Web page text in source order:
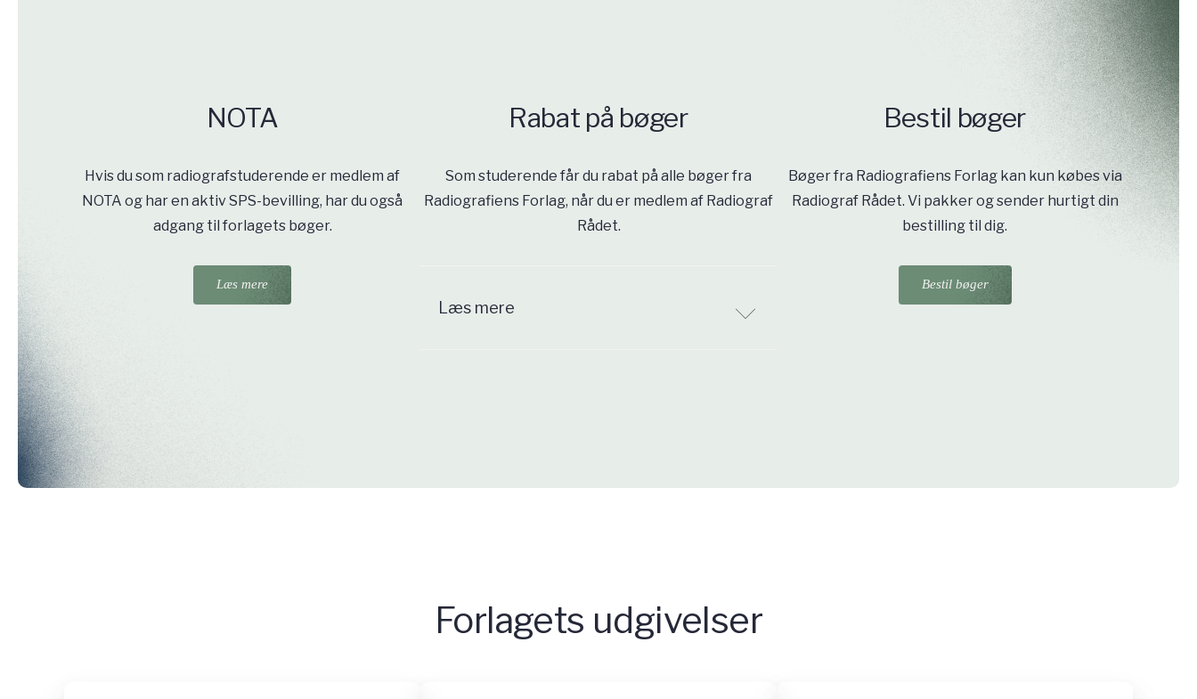
NOTA
Hvis du som radiografstuderende er medlem af
NOTA og har en aktiv SPS-bevilling, har du også
adgang til forlagets bøger.
Læs mere
Rabat på bøger
Som studerende får du rabat på alle bøger fra
Radiografiens Forlag, når du er medlem af Radiograf
Rådet.
Læs mere
Bestil bøger
Bøger fra Radiografiens Forlag kan kun købes via
Radiograf Rådet. Vi pakker og sender hurtigt din
bestilling til dig.
Bestil bøger
Forlagets udgivelser